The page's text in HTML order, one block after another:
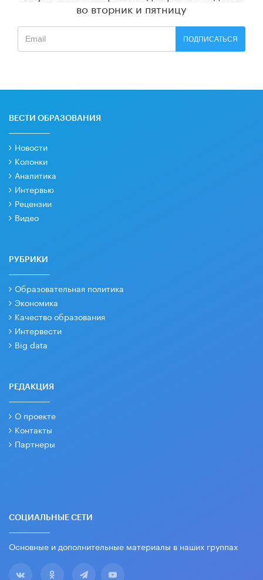
во вторник и пятницу
ПОДПИСАТЬСЯ
ВЕСТИ ОБРАЗОВАНИЯ
Новости
Колонки
Аналитика
Интервью
Рецензии
Видео
РУБРИКИ
Образовательная политика
Экономика
Качество образования
Интервести
Big data
РЕДАКЦИЯ
О проекте
Контакты
Партнеры
СОЦИАЛЬНЫЕ СЕТИ
Основные и дополнительные материалы в наших группах